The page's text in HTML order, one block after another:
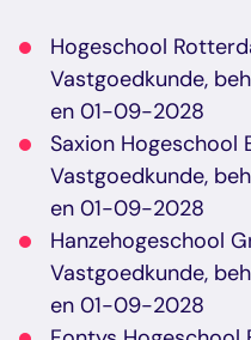
Hogeschool
Vastgoedkunde,
en 01-09-2028
Saxion Hogeschool
Vastgoedkunde,
en 01-09-2028
Hanzehogeschool
Vastgoedkunde,
en 01-09-2028